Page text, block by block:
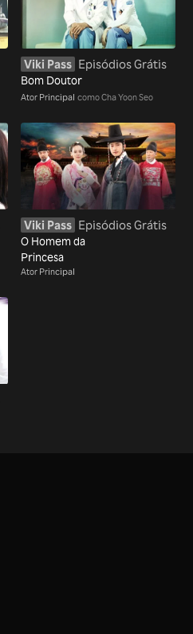
Viki Pass Episódios Grátis
Bom Doutor
Ator Principal como Cha Yoon Seo
Viki Pass Episódios Grátis
O Homem da
Princesa
Ator Principal